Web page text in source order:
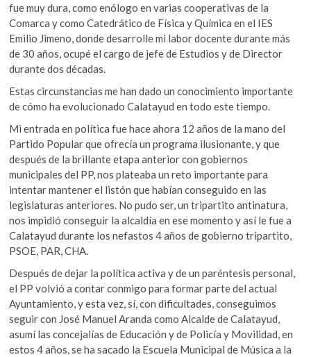
fue muy dura, como enólogo en varias cooperativas de la
Comarca y como Catedrático de Física y Química en el IES
Emilio Jimeno, donde desarrolle mi labor docente durante más
de 30 años, ocupé el cargo de jefe de Estudios y de Director
durante dos décadas.
Estas circunstancias me han dado un conocimiento importante
de cómo ha evolucionado Calatayud en todo este tiempo.
Mi entrada en política fue hace ahora 12 años de la mano del
Partido Popular que ofrecía un programa ilusionante, y que
después de la brillante etapa anterior con gobiernos
municipales del PP, nos plateaba un reto importante para
intentar mantener el listón que habían conseguido en las
legislaturas anteriores. No pudo ser, un tripartito antinatura,
nos impidió conseguir la alcaldía en ese momento y así le fue a
Calatayud durante los nefastos 4 años de gobierno tripartito,
PSOE, PAR, CHA.
Después de dejar la política activa y de un paréntesis personal,
el PP volvió a contar conmigo para formar parte del actual
Ayuntamiento, y esta vez, sí, con dificultades, conseguimos
seguir con José Manuel Aranda como Alcalde de Calatayud,
asumí las concejalías de Educación y de Policía y Movilidad, en
estos 4 años, se ha sacado la Escuela Municipal de Música a la